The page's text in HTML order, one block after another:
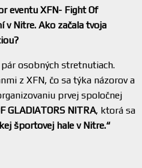
eventu XFN- Fight Of
v Nitre. Ako začala tvoja
osobných stretnutiach.
z XFN, čo sa týka názorov a
prvej spoločnej
GLADIATORS NITRA, ktorá sa
športovej hale v Nitre.“